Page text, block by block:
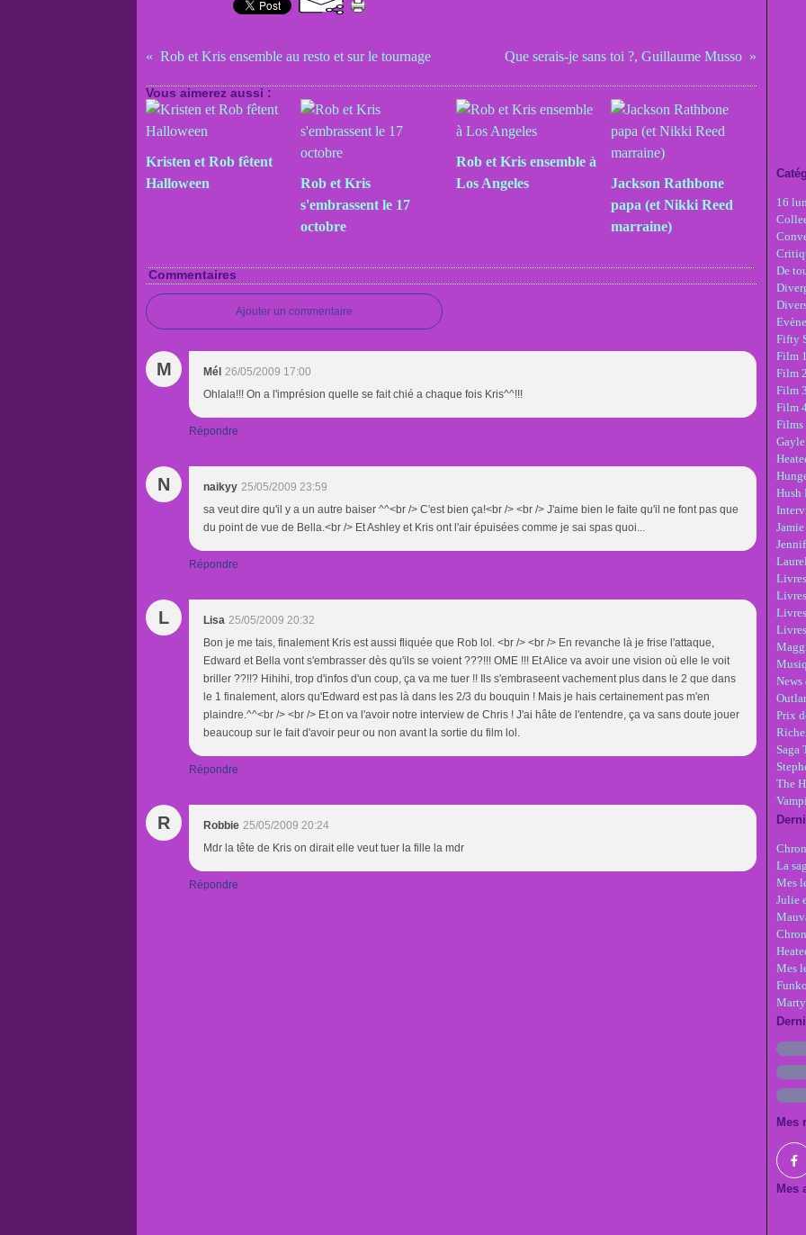
Rob et Kris ensemble au resto et sur le tournage Que serais-je sans toi ?, Guillaume Musso
Vous aimerez aussi :
Kristen et Rob fêtent
Halloween
Rob et Kris
s'embrassent le 17
octobre
Rob et Kris ensemble à
Los Angeles
Jackson Rathbone
papa (et Nikki Reed
marraine)
Commentaires
Ajouter un commentaire
M Mél 26/05/2009 17:00
Ohlala!!! On a l'imprésion quelle se fait chié a chaque fois Kris^^!!!
Répondre
N naikyy 25/05/2009 23:59
sa veut dire qu'il y a un autre baiser ^^<br /> C'est bien ça!<br /> <br /> J'aime bien le faite qu'il ne font pas que
du point de vue de Bella.<br /> Et Ashley et Kris ont l'air épuisées comme je sai spas quoi...
Répondre
L Lisa 25/05/2009 20:32
Bon je me tais, finalement Kris est aussi fliquée que Rob lol. <br /> <br /> En revanche là je frise l'attaque,
Edward et Bella vont s'embrasser dès qu'ils se voient ???!!! OME !!! Et Alice va avoir une vision où elle le voit
briller ??!!? Hihihi, trop d'infos d'un coup, ça va me tuer !! Ils s'embraseent vachement plus dans le 2 que dans
le 1 finalement, alors qu'Edward est pas là dans les 2/3 du bouquin ! Mais je hais certainement pas m'en
plaindre.^^<br /> <br /> Et on va l'avoir notre interview de Chris ! J'ai hâte de l'entendre, ça va sans doute jouer
beaucoup sur le fait d'avoir peur ou non avant la sortie du film lol.
Répondre
R Robbie 25/05/2009 20:24
Mdr la tête de Kris on dirait elle veut tuer la fille la mdr
Répondre
16
De
Fifty
Film
Film
Film
Film
Films
Hush
Livres
News
Prix
Saga
The
La
Mes
Julie
Mes
Mes
Mes